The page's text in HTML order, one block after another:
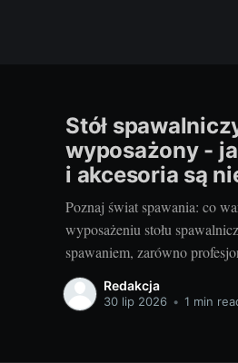
Stół
wyposażony -
i akcesoria są
Poznaj świat spawania: co
wyposażeniu stołu
spawaniem, zarówno
wymaga odpowiedniego
spawalniczego. Wybór
Redakcja
30 lip 2026 • 1 min